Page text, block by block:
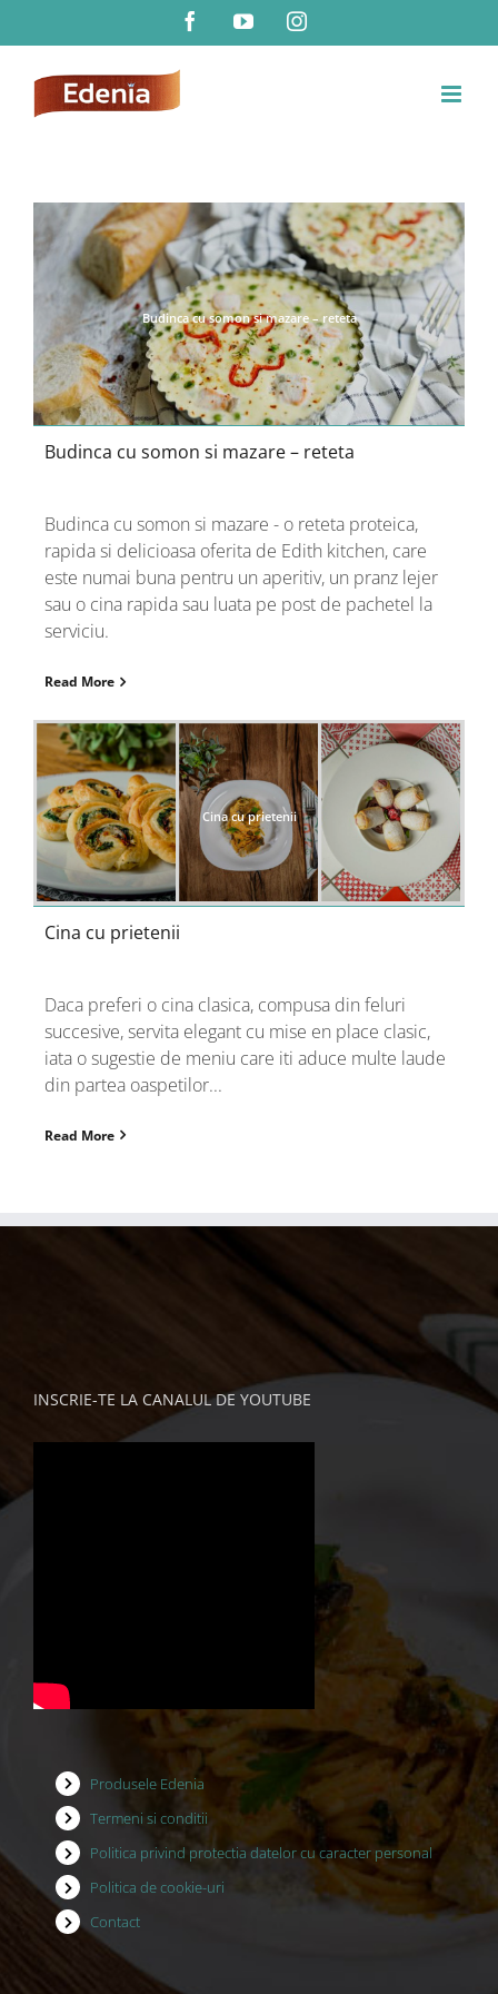
FacebookYouTubeInstagram
Budinca cu somon si mazare – reteta
Budinca cu somon si mazare – reteta
Budinca cu somon si mazare - o reteta proteica,
rapida si delicioasa oferita de Edith kitchen, care
este numai buna pentru un aperitiv, un pranz lejer
sau o cina rapida sau luata pe post de pachetel la
serviciu.
Read More
Cina cu prietenii
Cina cu prietenii
Daca preferi o cina clasica, compusa din feluri
succesive, servita elegant cu mise en place clasic,
iata o sugestie de meniu care iti aduce multe laude
din partea oaspetilor...
Read More
INSCRIE-TE LA CANALUL DE YOUTUBE
Produsele Edenia
Termeni si conditii
Politica privind protectia datelor cu caracter personal
Politica de cookie-uri
Contact